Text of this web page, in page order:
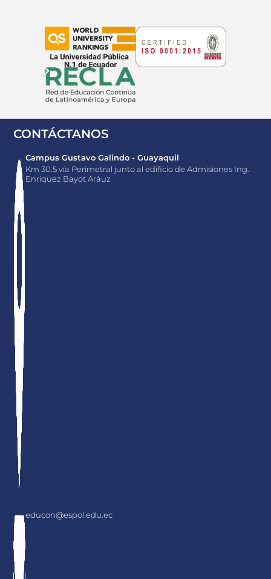
CONTÁCTANOS
Campus Gustavo Galindo - Guayaquil
Km 30.5 vía Perimetral junto al edificio de Admisiones Ing.
Enriquez Bayot Aráuz
educon@espol.edu.ec